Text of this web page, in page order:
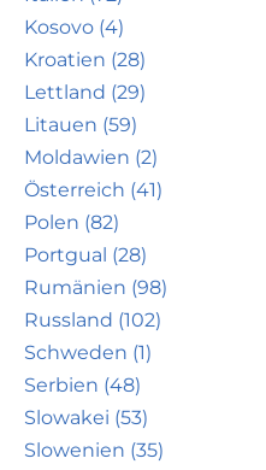
Kosovo (4)
Kroatien (28)
Lettland (29)
Litauen (59)
Moldawien (2)
Österreich (41)
Polen (82)
Portgual (28)
Rumänien (98)
Russland (102)
Schweden (1)
Serbien (48)
Slowakei (53)
Slowenien (35)